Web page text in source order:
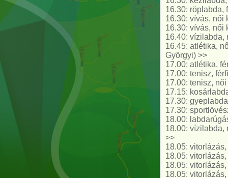
16.30: röplabda,
16.30: vívás, női
16.30: vívás, női
16.40: vízilabda,
16.45: atlétika,
Györgyi) >>
17.00: atlétika,
17.00: tenisz,
17.00: tenisz,
17.15:
17.30:
17.30:
18.00:
18.00: vízilabda,
>>
18.05:
18.05:
18.05:
18.05: